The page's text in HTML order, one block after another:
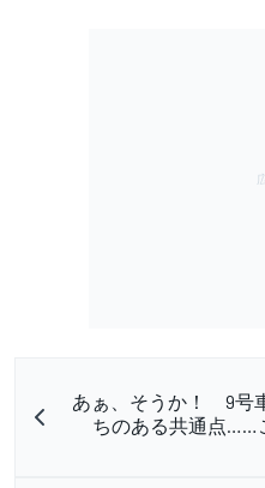
あぁ、そうか！ 9号
ちのある共通点……